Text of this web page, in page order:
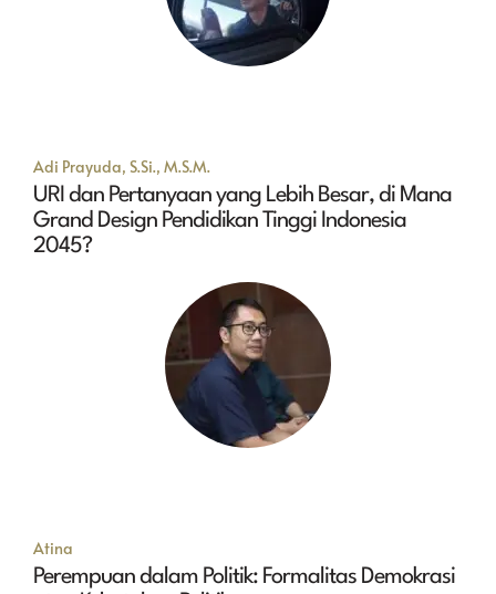
Adi Prayuda, S.Si., M.S.M.
URI dan Pertanyaan yang Lebih Besar, di Mana
Grand Design Pendidikan Tinggi Indonesia
2045?
Atina
Perempuan dalam Politik: Formalitas Demokrasi